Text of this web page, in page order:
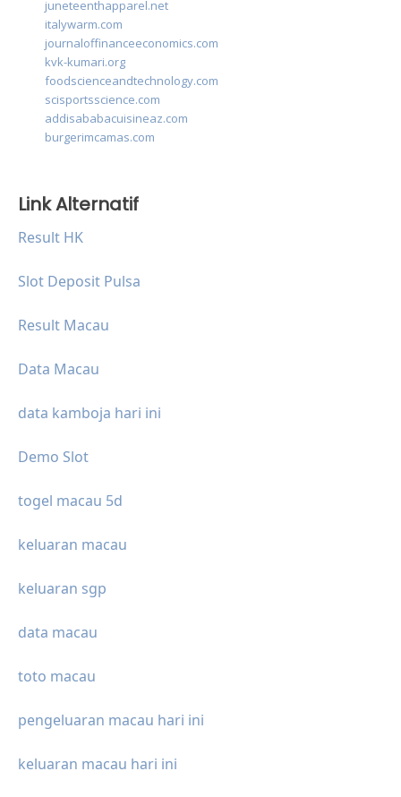
juneteenthapparel.net
italywarm.com
journaloffinanceeconomics.com
kvk-kumari.org
foodscienceandtechnology.com
scisportsscience.com
addisababacuisineaz.com
burgerimcamas.com
Link Alternatif
Result HK
Slot Deposit Pulsa
Result Macau
Data Macau
data kamboja hari ini
Demo Slot
togel macau 5d
keluaran macau
keluaran sgp
data macau
toto macau
pengeluaran macau hari ini
keluaran macau hari ini